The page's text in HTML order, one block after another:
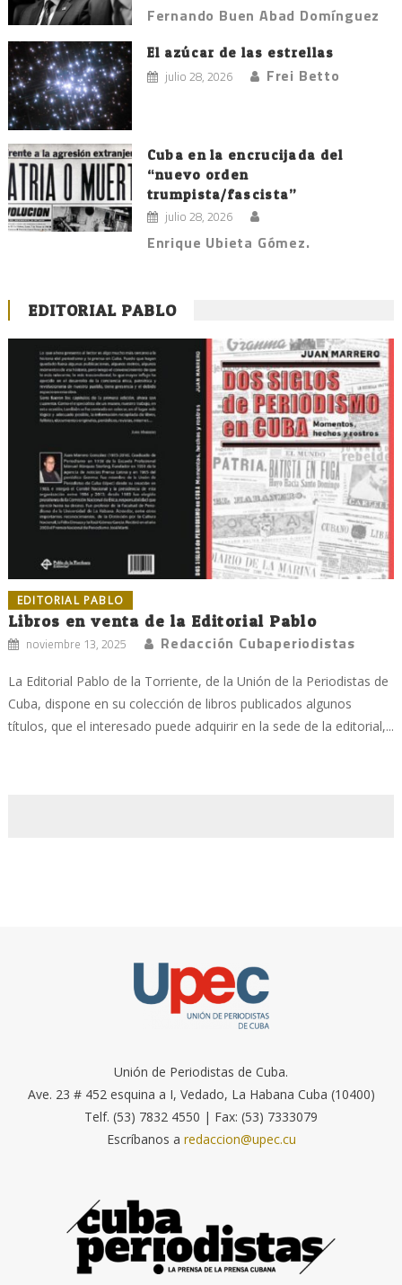
Fernando Buen Abad Domínguez
El azúcar de las estrellas
julio 28, 2026 Frei Betto
Cuba en la encrucijada del
“nuevo orden
trumpista/fascista”
julio 28, 2026
Enrique Ubieta Gómez.
EDITORIAL PABLO
EDITORIAL PABLO
Libros en venta de la Editorial Pablo
noviembre 13, 2025 Redacción Cubaperiodistas
La Editorial Pablo de la Torriente, de la Unión de la Periodistas de
Cuba, dispone en su colección de libros publicados algunos
títulos, que el interesado puede adquirir en la sede de la editorial,...
Unión de Periodistas de Cuba.
Ave. 23 # 452 esquina a I, Vedado, La Habana Cuba (10400)
Telf. (53) 7832 4550 | Fax: (53) 7333079
Escríbanos a redaccion@upec.cu